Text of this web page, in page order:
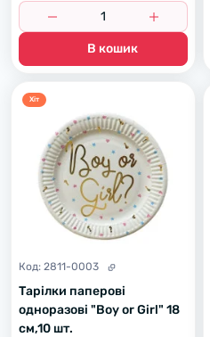
В кошик
Хiт
Код: 2811-0003
Тарілки паперові
одноразові "Boy or Girl" 18
см,10 шт.